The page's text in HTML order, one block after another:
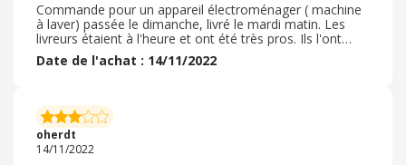
Commande pour un appareil électroménager ( machine
à laver) passée le dimanche, livré le mardi matin. Les
livreurs étaient à l'heure et ont été très pros. Ils l'ont
installée, testée et ont même remis en place le sèche-
linge au-dessus de la machine à laver. Avant de partir, ils
Boulanger ( téléviseur, réfrigérateur) et je dois bien
avouer que tout se passe très bien à chaque fois. Les
délais sont tenus, les livreurs font bien leur boulot et les
prix sont plutôt intéressants.
Date de l'achat : 14/11/2022
oherdt
14/11/2022